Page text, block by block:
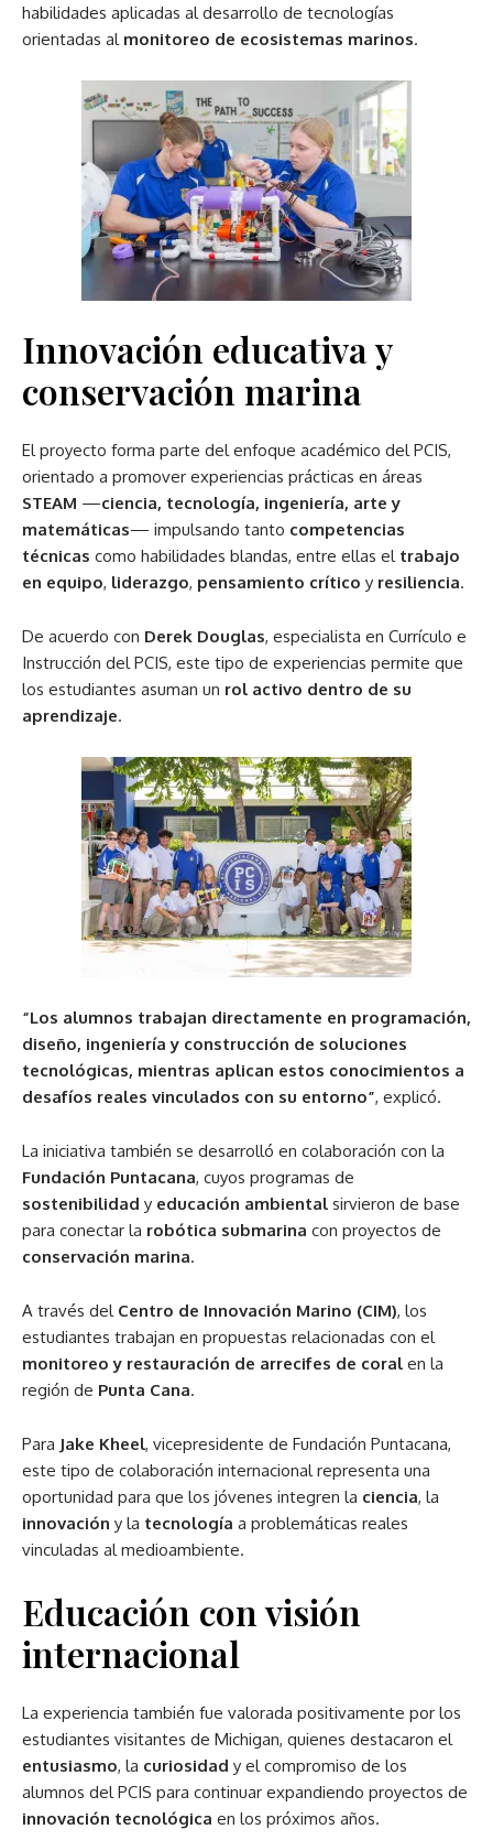
habilidades aplicadas al desarrollo de tecnologías
orientadas al monitoreo de ecosistemas marinos.
Innovación educativa y
conservación marina
El proyecto forma parte del enfoque académico del PCIS,
orientado a promover experiencias prácticas en áreas
STEAM —ciencia, tecnología, ingeniería, arte y
matemáticas— impulsando tanto competencias
técnicas como habilidades blandas, entre ellas el trabajo
en equipo, liderazgo, pensamiento crítico y resiliencia.
De acuerdo con Derek Douglas, especialista en Currículo e
Instrucción del PCIS, este tipo de experiencias permite que
los estudiantes asuman un rol activo dentro de su
aprendizaje.
“Los alumnos trabajan directamente en programación,
diseño, ingeniería y construcción de soluciones
tecnológicas, mientras aplican estos conocimientos a
desafíos reales vinculados con su entorno”, explicó.
La iniciativa también se desarrolló en colaboración con la
Fundación Puntacana, cuyos programas de
sostenibilidad y educación ambiental sirvieron de base
para conectar la robótica submarina con proyectos de
conservación marina.
A través del Centro de Innovación Marino (CIM), los
estudiantes trabajan en propuestas relacionadas con el
monitoreo y restauración de arrecifes de coral en la
región de Punta Cana.
Para Jake Kheel, vicepresidente de Fundación Puntacana,
este tipo de colaboración internacional representa una
oportunidad para que los jóvenes integren la ciencia, la
innovación y la tecnología a problemáticas reales
vinculadas al medioambiente.
Educación con visión
internacional
La experiencia también fue valorada positivamente por los
estudiantes visitantes de Michigan, quienes destacaron el
entusiasmo, la curiosidad y el compromiso de los
alumnos del PCIS para continuar expandiendo proyectos de
innovación tecnológica en los próximos años.